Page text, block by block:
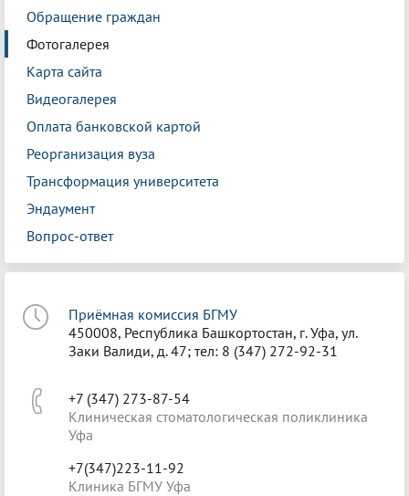
Обращение граждан
Фотогалерея
Карта сайта
Видеогалерея
Оплата банковской картой
Реорганизация вуза
Трансформация университета
Эндаумент
Вопрос-ответ
Приёмная комиссия БГМУ
450008, Республика Башкортостан, г. Уфа, ул.
Заки Валиди, д. 47; тел: 8 (347) 272-92-31
+7 (347) 273-87-54
Клиническая стоматологическая поликлиника
Уфа
+7(347)223-11-92
Клиника БГМУ Уфа